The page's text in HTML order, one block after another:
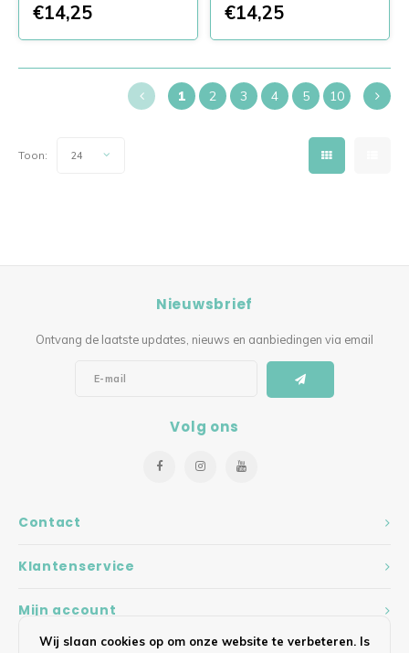
€14,25 €14,25
1 2 3 4 5 10
Toon: 24
Contact
Nieuwsbrief
Ontvang de laatste updates, nieuws en aanbiedingen via email
Volg ons
Klantenservice
Mijn account
Wij slaan cookies op om onze website te verbeteren. Is